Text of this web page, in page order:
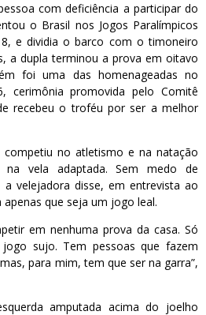
com deficiência a participar do
o Brasil nos Jogos Paralímpicos
e dividia o barco com o timoneiro
a dupla terminou a prova em oitavo
foi uma das homenageadas no
cerimônia promovida pelo Comitê
recebeu o troféu por ser a melhor
no atletismo e na natação
na vela adaptada. Sem medo de
velejadora disse, em entrevista ao
que seja um jogo leal.
em nenhuma prova da casa. Só
sujo. Tem pessoas que fazem
para mim, tem que ser na garra”,
amputada acima do joelho